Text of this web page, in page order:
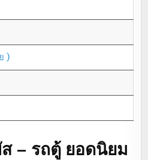
)
– รถตู้ ยอดนิยม